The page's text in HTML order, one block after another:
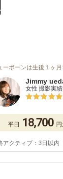
ーボーンは生後１ヶ
Jimmy
女性 撮影実
平日 18,700 円
アクティブ：3日以内